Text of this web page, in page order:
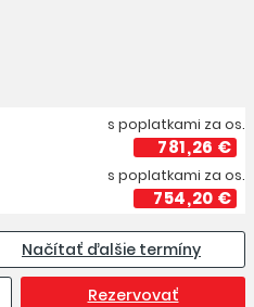
s poplatkami za os.
781,26 €
s poplatkami za os.
754,20 €
Načítať ďalšie termíny
Rezervovať